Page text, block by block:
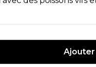
Ajouter